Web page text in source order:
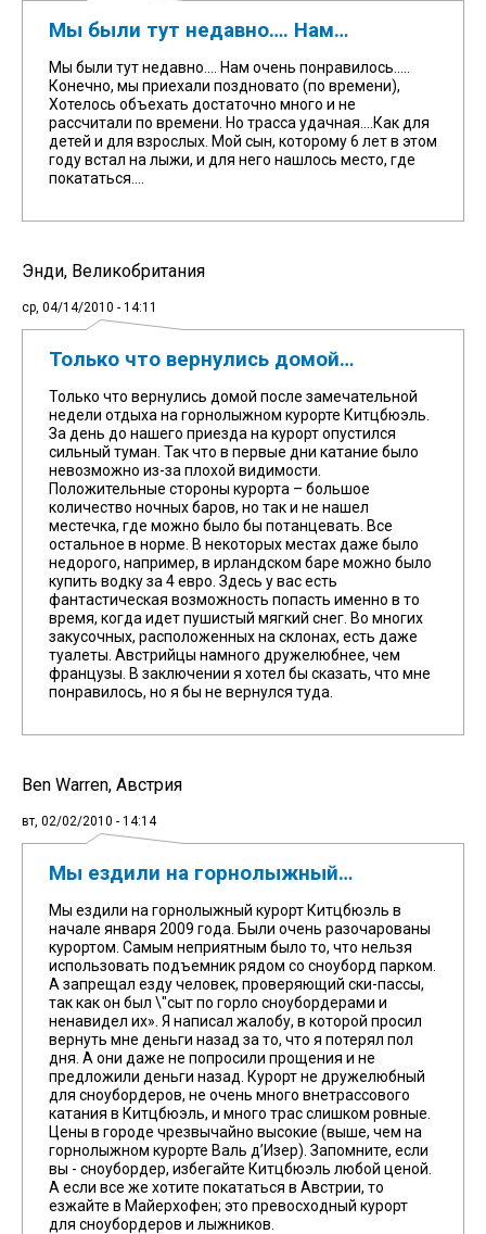
Мы были тут недавно…. Нам…
Мы были тут недавно…. Нам очень понравилось…..
Конечно, мы приехали поздновато (по времени),
Хотелось объехать достаточно много и не
рассчитали по времени. Но трасса удачная….Как для
детей и для взрослых. Мой сын, которому 6 лет в этом
году встал на лыжи, и для него нашлось место, где
покататься….
Энди, Великобритания
ср, 04/14/2010 - 14:11
Только что вернулись домой…
Только что вернулись домой после замечательной
недели отдыха на горнолыжном курорте Китцбюэль.
За день до нашего приезда на курорт опустился
сильный туман. Так что в первые дни катание было
невозможно из-за плохой видимости.
Положительные стороны курорта – большое
количество ночных баров, но так и не нашел
местечка, где можно было бы потанцевать. Все
остальное в норме. В некоторых местах даже было
недорого, например, в ирландском баре можно было
купить водку за 4 евро. Здесь у вас есть
фантастическая возможность попасть именно в то
время, когда идет пушистый мягкий снег. Во многих
закусочных, расположенных на склонах, есть даже
туалеты. Австрийцы намного дружелюбнее, чем
французы. В заключении я хотел бы сказать, что мне
понравилось, но я бы не вернулся туда.
Ben Warren, Австрия
вт, 02/02/2010 - 14:14
Мы ездили на горнолыжный…
Мы ездили на горнолыжный курорт Китцбюэль в
начале января 2009 года. Были очень разочарованы
курортом. Самым неприятным было то, что нельзя
использовать подъемник рядом со сноуборд парком.
А запрещал езду человек, проверяющий ски-пассы,
так как он был \"сыт по горло сноубордерами и
ненавидел их». Я написал жалобу, в которой просил
вернуть мне деньги назад за то, что я потерял пол
дня. А они даже не попросили прощения и не
предложили деньги назад. Курорт не дружелюбный
для сноубордеров, не очень много внетрассового
катания в Китцбюэль, и много трас слишком ровные.
Цены в городе чрезвычайно высокие (выше, чем на
горнолыжном курорте Валь д’Изер). Запомните, если
вы - сноубордер, избегайте Китцбюэль любой ценой.
А если все же хотите покататься в Австрии, то
езжайте в Майерхофен; это превосходный курорт
для сноубордеров и лыжников.